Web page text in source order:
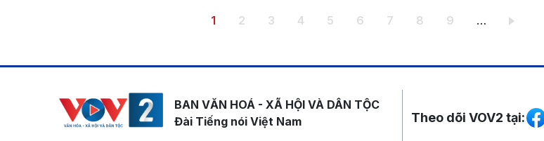
Trang hiện thời
1 Trang
2 Trang
3 Trang
4 Trang
5 Trang
6 Trang
7 Trang
8 Trang
9 …
BAN VĂN HOÁ - XÃ HỘI VÀ DÂN TỘC
Đài Tiếng nói Việt Nam
Mạng xã hội
Theo dõi VOV2 tại: